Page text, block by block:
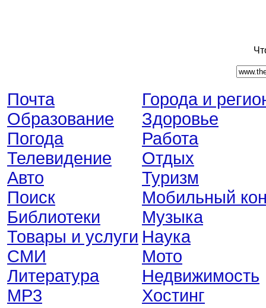
Почта
Образование
Погода
Телевидение
Авто
Поиск
Библиотеки
Товары и услуги
СМИ
Литература
MP3
Города и
Здоровье
Работа
Отдых
Туризм
Мобильный
Музыка
Наука
Мото
Недвижимость
Хостинг